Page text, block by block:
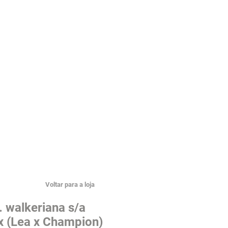
walkeriana s/a
(Lea x Champion)
Voltar para a loja